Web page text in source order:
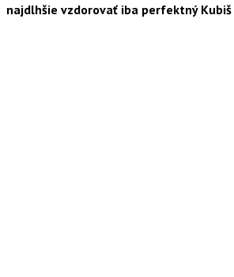
najdlhšie vzdorovať iba perfektný Kubiš